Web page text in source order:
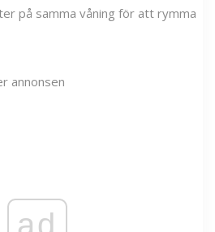
på samma våning för att rymma
annonsen
ad